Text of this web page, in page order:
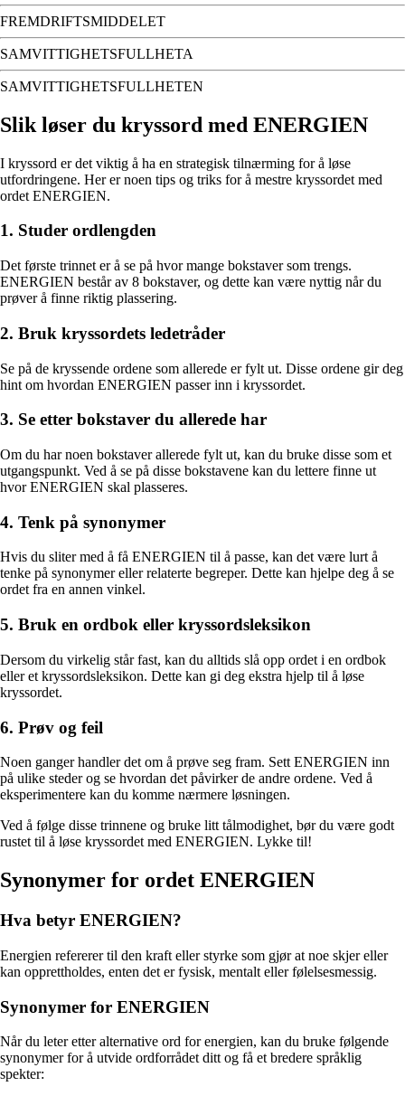
FREMDRIFTSMIDDELET
SAMVITTIGHETSFULLHETA
SAMVITTIGHETSFULLHETEN
Slik løser du kryssord med ENERGIEN
I kryssord er det viktig å ha en strategisk tilnærming for å løse
utfordringene. Her er noen tips og triks for å mestre kryssordet med
ordet ENERGIEN.
1. Studer ordlengden
Det første trinnet er å se på hvor mange bokstaver som trengs.
ENERGIEN består av 8 bokstaver, og dette kan være nyttig når du
prøver å finne riktig plassering.
2. Bruk kryssordets ledetråder
Se på de kryssende ordene som allerede er fylt ut. Disse ordene gir deg
hint om hvordan ENERGIEN passer inn i kryssordet.
3. Se etter bokstaver du allerede har
Om du har noen bokstaver allerede fylt ut, kan du bruke disse som et
utgangspunkt. Ved å se på disse bokstavene kan du lettere finne ut
hvor ENERGIEN skal plasseres.
4. Tenk på synonymer
Hvis du sliter med å få ENERGIEN til å passe, kan det være lurt å
tenke på synonymer eller relaterte begreper. Dette kan hjelpe deg å se
ordet fra en annen vinkel.
5. Bruk en ordbok eller kryssordsleksikon
Dersom du virkelig står fast, kan du alltids slå opp ordet i en ordbok
eller et kryssordsleksikon. Dette kan gi deg ekstra hjelp til å løse
kryssordet.
6. Prøv og feil
Noen ganger handler det om å prøve seg fram. Sett ENERGIEN inn
på ulike steder og se hvordan det påvirker de andre ordene. Ved å
eksperimentere kan du komme nærmere løsningen.
Ved å følge disse trinnene og bruke litt tålmodighet, bør du være godt
rustet til å løse kryssordet med ENERGIEN. Lykke til!
Synonymer for ordet ENERGIEN
Hva betyr ENERGIEN?
Energien refererer til den kraft eller styrke som gjør at noe skjer eller
kan opprettholdes, enten det er fysisk, mentalt eller følelsesmessig.
Synonymer for ENERGIEN
Når du leter etter alternative ord for energien, kan du bruke følgende
synonymer for å utvide ordforrådet ditt og få et bredere språklig
spekter: